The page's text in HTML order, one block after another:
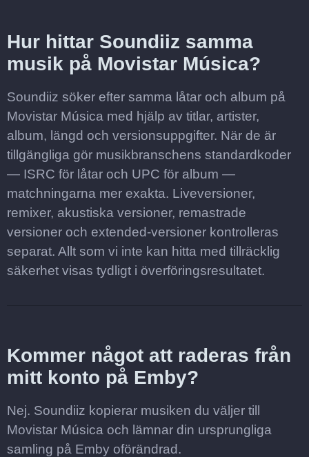
Hur hittar Soundiiz samma
musik på Movistar Música?
Soundiiz söker efter samma låtar och album på
Movistar Música med hjälp av titlar, artister,
album, längd och versionsuppgifter. När de är
tillgängliga gör musikbranschens standardkoder
— ISRC för låtar och UPC för album —
matchningarna mer exakta. Liveversioner,
remixer, akustiska versioner, remastrade
versioner och extended-versioner kontrolleras
separat. Allt som vi inte kan hitta med tillräcklig
säkerhet visas tydligt i överföringsresultatet.
Kommer något att raderas från
mitt konto på Emby?
Nej. Soundiiz kopierar musiken du väljer till
Movistar Música och lämnar din ursprungliga
samling på Emby oförändrad.